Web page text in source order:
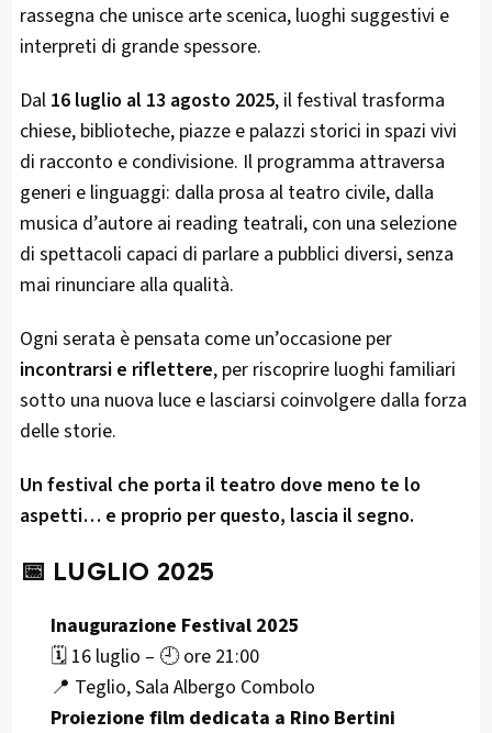
rassegna che unisce arte scenica, luoghi suggestivi e
interpreti di grande spessore.
Dal 16 luglio al 13 agosto 2025, il festival trasforma
chiese, biblioteche, piazze e palazzi storici in spazi vivi
di racconto e condivisione. Il programma attraversa
generi e linguaggi: dalla prosa al teatro civile, dalla
musica d’autore ai reading teatrali, con una selezione
di spettacoli capaci di parlare a pubblici diversi, senza
mai rinunciare alla qualità.
Ogni serata è pensata come un’occasione per
incontrarsi e riflettere, per riscoprire luoghi familiari
sotto una nuova luce e lasciarsi coinvolgere dalla forza
delle storie.
Un festival che porta il teatro dove meno te lo
aspetti… e proprio per questo, lascia il segno.
📅 LUGLIO 2025
Inaugurazione Festival 2025
🗓️ 16 luglio – 🕘 ore 21:00
📍 Teglio, Sala Albergo Combolo
Proiezione film dedicata a Rino Bertini